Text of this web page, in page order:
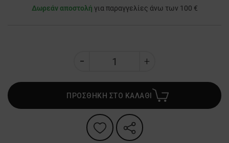
Δωρεάν αποστολή για παραγγελίες άνω των 100 €
ΠΡΟΣΘΗΚΗ ΣΤΟ ΚΑΛΑΘΙ